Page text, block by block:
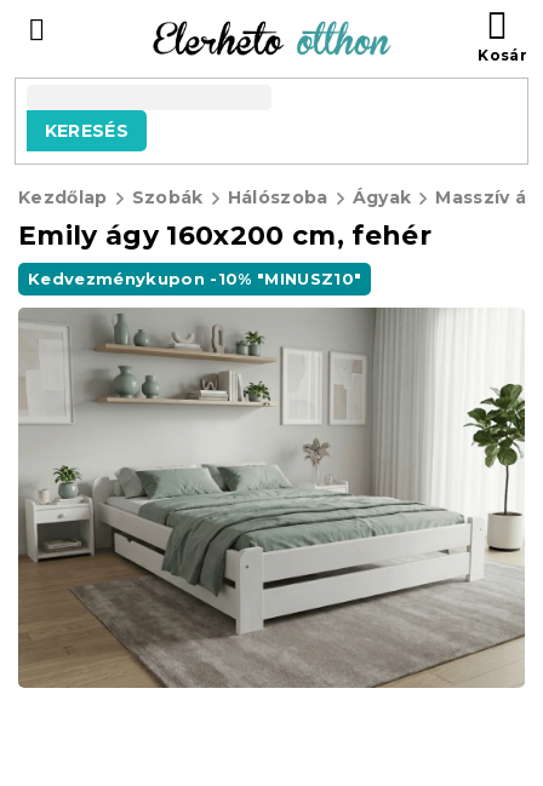
tartalomhoz
KERESÉS
Kezdőlap Szobák Hálószoba Ágyak Masszív
Emily ágy 160x200 cm, fehér
Kedvezménykupon -10% "MINUSZ10"